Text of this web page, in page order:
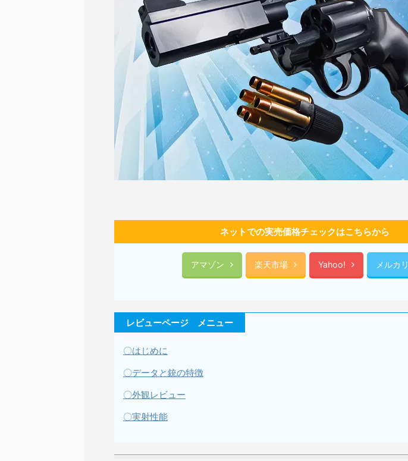
ネットでの実売価格チェックはこちらから
アマゾン 楽天市場 Yahoo! メルカリ
レビューページ メニュー
〇はじめに
〇データと銃の特徴
〇外観レビュー
〇実射性能